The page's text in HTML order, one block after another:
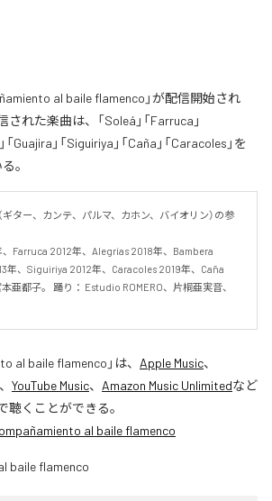
al baile flamenco」が配信開始され
れた楽曲は、「Soleá」「Farruca」
「Guajira」「Siguiriya」「Caña」「Caracoles」を
。
ギター、カンテ、パルマ、カホン、バイオリン）の参
Farruca 2012年、Alegrías 2018年、Bambera
年、Siguiriya 2012年、Caracoles 2019年、Caña
亜都子。 踊り： Estudio ROMERO、片桐亜実音、
al baile flamenco 」は、 Apple Music、
、 YouTube Music、 Amazon Music Unlimitedなど
聴くことができる。
al baile flamenco